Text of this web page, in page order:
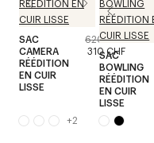
SAC
CAMERA
RÉÉDITION
EN CUIR
LISSE
620 CHF
310 CHF
+2
SAC
BOWLING
RÉÉDITION
EN CUIR
LISSE